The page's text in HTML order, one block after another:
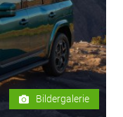
Bildergalerie